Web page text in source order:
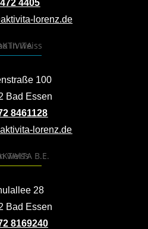
4405
lorenz.de
100
Bad Essen
8461128
lorenz.de
28
Bad Essen
8169240